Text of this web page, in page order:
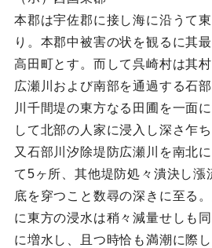
本郡は宇佐郡に接し海に沿うて
り。本郡中被害の状を観るに其
高田町とす。而して呉崎村は其
広瀬川および南部を通過する石
川千間堤の東方なる田圃を一面
して北部の人家に浸入し深さ乍
又石部川汐除堤防広瀬川を南北
て5ヶ所、其他堤防処々潰決し漲
底を穿つこと数尋の深きに至る
に東方の浸水は稍々減量せしも
に増水し、且つ時恰も満潮に際